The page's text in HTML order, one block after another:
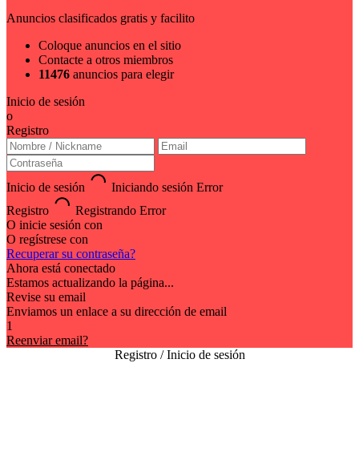
Anuncios clasificados gratis y facilito
Coloque anuncios en el sitio
Contacte a otros miembros
11476 anuncios para elegir
Inicio de sesión
o
Registro
Inicio de sesión Iniciando sesión Error
Registro
Registrando Error
O inicie sesión con
O regístrese con
Recuperar su contraseña?
Ahora está conectado
Estamos actualizando la página...
Revise su email
Enviamos un enlace a su dirección de email
1
Reenviar email?
Registro / Inicio de sesión